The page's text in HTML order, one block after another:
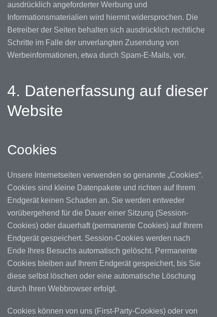
ausdrücklich angeforderter Werbung und
Informationsmaterialien wird hiermit widersprochen. Die
Betreiber der Seiten behalten sich ausdrücklich rechtliche
Schritte im Falle der unverlangten Zusendung von
Werbeinformationen, etwa durch Spam-E-Mails, vor.
4. Datenerfassung auf dieser
Website
Cookies
Unsere Internetseiten verwenden so genannte „Cookies“.
Cookies sind kleine Datenpakete und richten auf Ihrem
Endgerät keinen Schaden an. Sie werden entweder
vorübergehend für die Dauer einer Sitzung (Session-
Cookies) oder dauerhaft (permanente Cookies) auf Ihrem
Endgerät gespeichert. Session-Cookies werden nach
Ende Ihres Besuchs automatisch gelöscht. Permanente
Cookies bleiben auf Ihrem Endgerät gespeichert, bis Sie
diese selbst löschen oder eine automatische Löschung
durch Ihren Webbrowser erfolgt.
Cookies können von uns (First-Party-Cookies) oder von